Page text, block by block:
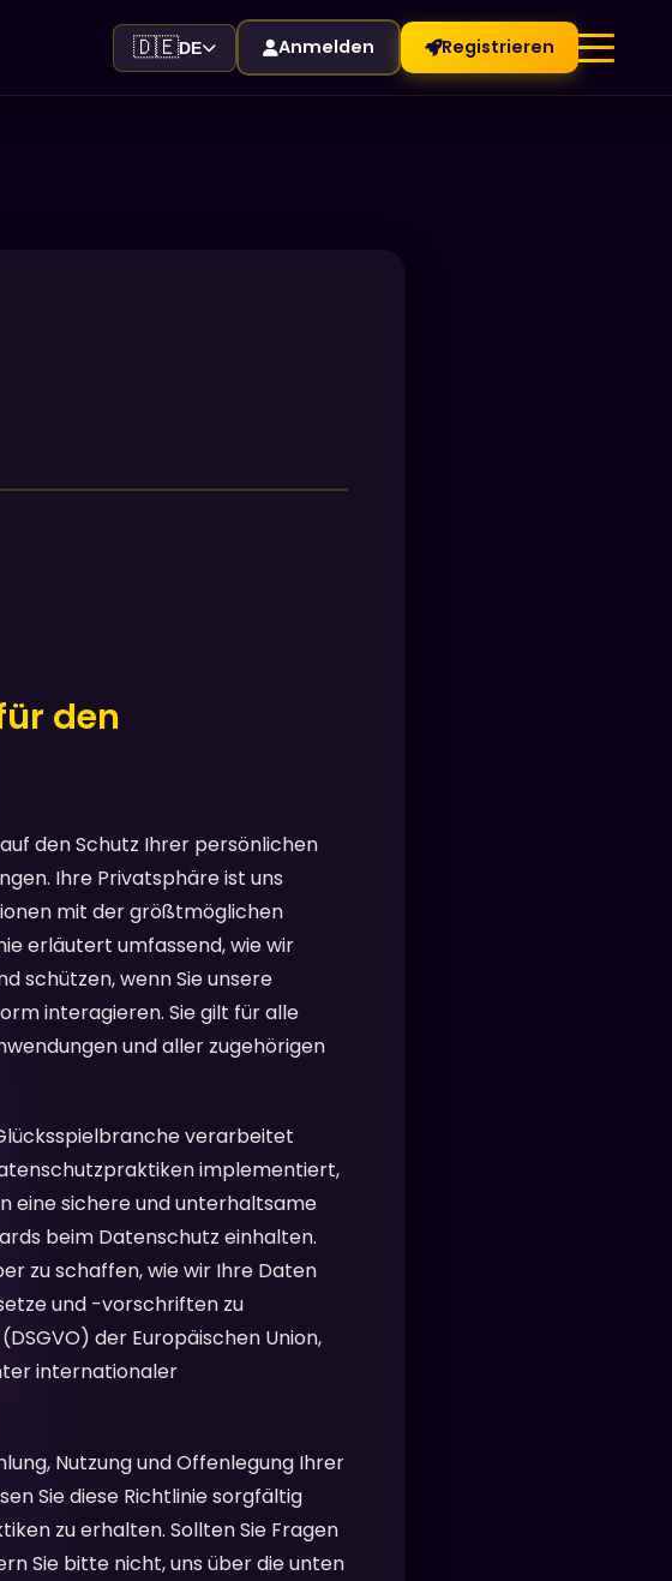
🇩🇪DE Anmelden Registrieren
den
den Schutz Ihrer persönlichen
Ihre Privatsphäre ist uns
mit der größtmöglichen
erläutert umfassend, wie wir
schützen, wenn Sie unsere
interagieren. Sie gilt für alle
und aller zugehörigen
verarbeitet
implementiert,
eine sichere und unterhaltsame
beim Datenschutz einhalten.
zu schaffen, wie wir Ihre Daten
und -vorschriften zu
der Europäischen Union,
internationaler
Nutzung und Offenlegung Ihrer
Sie diese Richtlinie sorgfältig
zu erhalten. Sollten Sie Fragen
Sie bitte nicht, uns über die unten